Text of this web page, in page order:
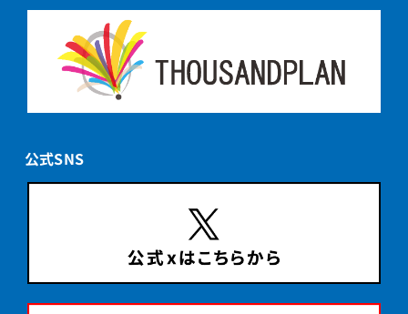
公式SNS